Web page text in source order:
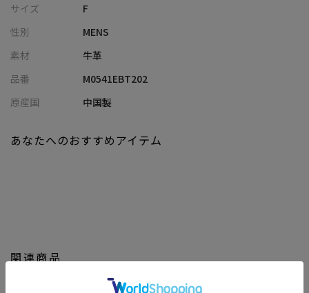
場合があります。商品の色味は生地アップ・スタジオ撮影の画像
をご参考ください。
サイズ
F
性別
MENS
素材
牛革
品番
M0541EBT202
原産国
中国製
関連商品
あなたへのおすすめアイテム